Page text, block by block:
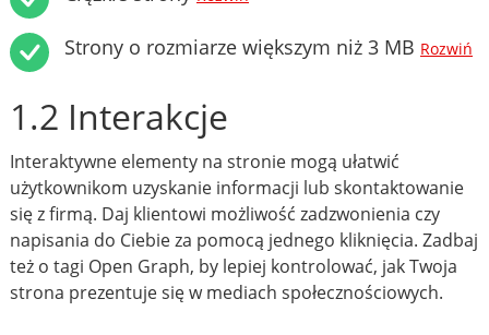
Strony o rozmiarze większym niż 3 MB Rozwiń
1.2 Interakcje
Interaktywne elementy na stronie mogą ułatwić
użytkownikom uzyskanie informacji lub skontaktowanie
się z firmą. Daj klientowi możliwość zadzwonienia czy
napisania do Ciebie za pomocą jednego kliknięcia. Zadbaj
też o tagi Open Graph, by lepiej kontrolować, jak Twoja
strona prezentuje się w mediach społecznościowych.